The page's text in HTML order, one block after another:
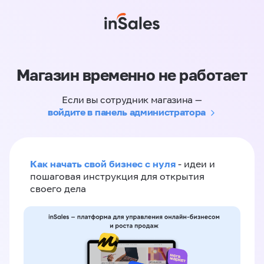
Магазин временно не работает
Если вы сотрудник магазина —
войдите в панель администратора
Как начать свой бизнес с нуля - идеи и
пошаговая инструкция для открытия
своего дела